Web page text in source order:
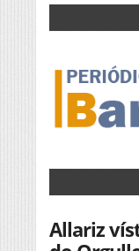
Allariz